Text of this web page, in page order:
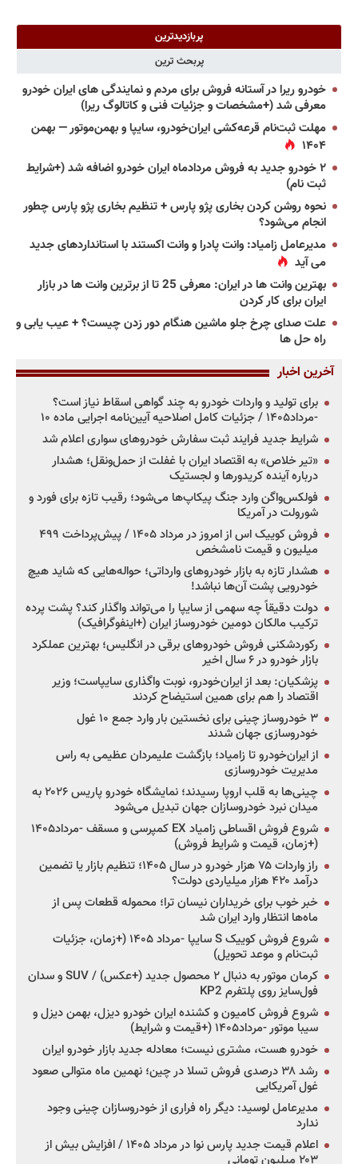
پربازدیدترین
پربحث ترین
خودرو ریرا در آستانه فروش برای مردم و نمایندگی های ایران خودرو
معرفی شد (+مشخصات و جزئیات فنی و کاتالوگ ریرا)
مهلت ثبت‌نام قرعه‌کشی ایران‌خودرو، سایپا و بهمن‌موتور — بهمن
۱۴۰۴
۲ خودرو جدید به فروش مردادماه ایران خودرو اضافه شد (+شرایط
ثبت نام)
نحوه روشن کردن بخاری پژو پارس + تنظیم بخاری پژو پارس چطور
انجام می‌شود؟
مدیرعامل زامیاد: وانت پادرا و وانت اکستند با استانداردهای جدید
می آید
بهترین وانت ها در ایران: معرفی 25 تا از برترین وانت ها در بازار
ایران برای کار کردن
علت صدای چرخ جلو ماشین هنگام دور زدن چیست؟ + عیب یابی و
راه حل ها
آخرین اخبار
برای تولید و واردات خودرو به چند گواهی اسقاط نیاز است؟
-مرداد۱۴۰۵ / جزئیات کامل اصلاحیه آیین‌نامه اجرایی ماده ۱۰
شرایط جدید فرایند ثبت سفارش خودروهای سواری اعلام شد
«تیر خلاص» به اقتصاد ایران با غفلت از حمل‌ونقل؛ هشدار
درباره آینده کریدورها و لجستیک
فولکس‌واگن وارد جنگ پیکاپ‌ها می‌شود؛ رقیب تازه برای فورد و
شورولت در آمریکا
فروش کوییک اس از امروز در مرداد ۱۴۰۵ / پیش‌پرداخت ۴۹۹
میلیون و قیمت نامشخص
هشدار تازه به بازار خودروهای وارداتی؛ حواله‌هایی که شاید هیچ
خودرویی پشت آن‌ها نباشد!
دولت دقیقاً چه سهمی از سایپا را می‌تواند واگذار کند؟ پشت پرده
ترکیب مالکان دومین خودروساز ایران (+اینفوگرافیک)
رکوردشکنی فروش خودروهای برقی در انگلیس؛ بهترین عملکرد
بازار خودرو در ۶ سال اخیر
پزشکیان: بعد از ایران‌خودرو، نوبت واگذاری سایپاست؛ وزیر
اقتصاد را هم برای همین استیضاح کردند
۳ خودروساز چینی برای نخستین بار وارد جمع ۱۰ غول
خودروسازی جهان شدند
از ایران‌خودرو تا زامیاد؛ بازگشت علیمردان عظیمی به راس
مدیریت خودروسازی
چینی‌ها به قلب اروپا رسیدند؛ نمایشگاه خودرو پاریس ۲۰۲۶ به
میدان نبرد خودروسازان جهان تبدیل می‌شود
شروع فروش اقساطی زامیاد EX کمپرسی و مسقف -مرداد۱۴۰۵
(+زمان، قیمت و شرایط فروش)
راز واردات ۷۵ هزار خودرو در سال ۱۴۰۵؛ تنظیم بازار یا تضمین
درآمد ۴۲۰ هزار میلیاردی دولت؟
خبر خوب برای خریداران نیسان ترا؛ محموله قطعات پس از
ماه‌ها انتظار وارد ایران شد
شروع فروش کوییک S سایپا -مرداد ۱۴۰۵ (+زمان، جزئیات
ثبت‌نام و موعد تحویل)
کرمان موتور به دنبال ۲ محصول جدید (+عکس) / SUV و سدان
فول‌سایز روی پلتفرم KP2
شروع فروش کامیون و کشنده ایران خودرو دیزل، بهمن دیزل و
سیبا موتور -مرداد۱۴۰۵ (+قیمت و شرایط)
خودرو هست، مشتری نیست؛ معادله جدید بازار خودرو ایران
رشد ۳۸ درصدی فروش تسلا در چین؛ نهمین ماه متوالی صعود
غول آمریکایی
مدیرعامل لوسید: دیگر راه فراری از خودروسازان چینی وجود
ندارد
اعلام قیمت جدید پارس نوا در مرداد ۱۴۰۵ / افزایش بیش از